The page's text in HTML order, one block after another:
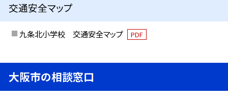
交通安全マップ
九条北小学校 交通安全マップ PDF
大阪市の相談窓口